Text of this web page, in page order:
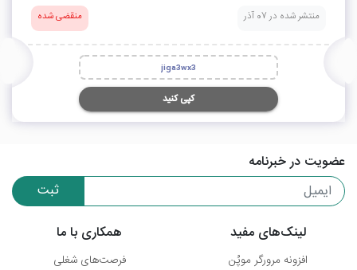
منتشر شده در 07 آذر منقضی شده
jiga3wx3
کپی کنید
عضویت در خبرنامه
ثبت
لینک‌های مفید
افزونه مرورگر موپُن
همکاری با ما
فرصت‌های شغلی